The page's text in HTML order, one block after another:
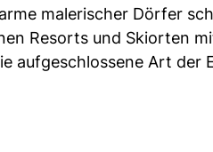
malerischer Dörfer
Resorts und Skiorten
aufgeschlossene Art der